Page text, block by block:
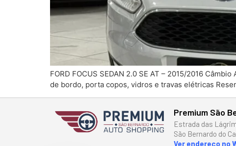
FORD FOCUS SEDAN 2.0 SE AT – 2015/2016
de bordo, porta copos, vidros e travas elétricas
Premium São
Estrada das
São Bernardo do
Ver endereço no